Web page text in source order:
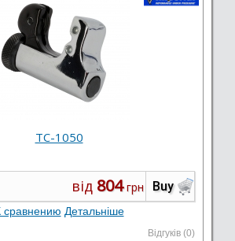
TC-1050
Buy
від 804 грн
сравнению Детальніше
Відгуків (0)